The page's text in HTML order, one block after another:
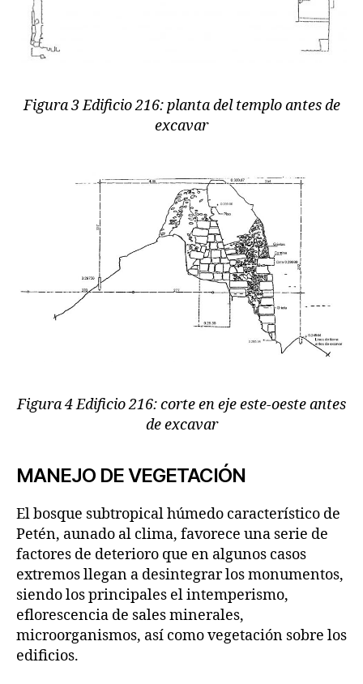
Figura 3 Edificio 216: planta del templo antes de
excavar
Figura 4 Edificio 216: corte en eje este-oeste antes
de excavar
MANEJO DE VEGETACIÓN
El bosque subtropical húmedo característico de
Petén, aunado al clima, favorece una serie de
factores de deterioro que en algunos casos
extremos llegan a desintegrar los monumentos,
siendo los principales el intemperismo,
eflorescencia de sales minerales,
microorganismos, así como vegetación sobre los
edificios.